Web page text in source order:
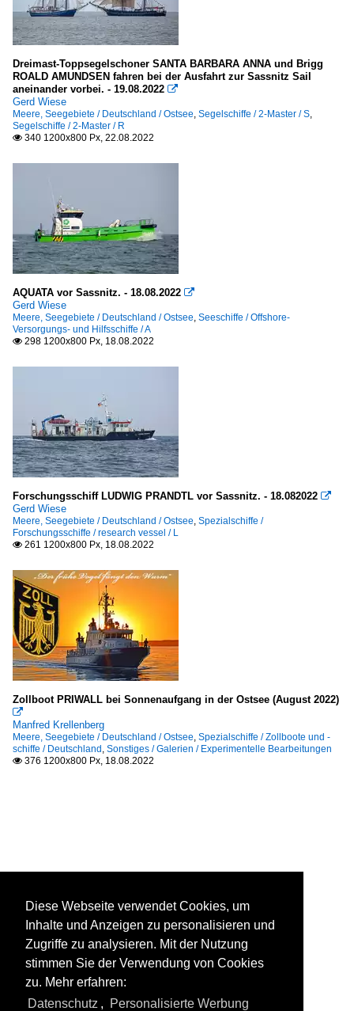
Dreimast-Toppsegelschoner SANTA BARBARA ANNA und Brigg
ROALD AMUNDSEN fahren bei der Ausfahrt zur Sassnitz Sail
aneinander vorbei. - 19.08.2022 
Gerd Wiese
Meere, Seegebiete / Deutschland / Ostsee, Segelschiffe / 2-Master / S,
Segelschiffe / 2-Master / R
 340 1200x800 Px, 22.08.2022
AQUATA vor Sassnitz. - 18.08.2022 
Gerd Wiese
Meere, Seegebiete / Deutschland / Ostsee, Seeschiffe / Offshore-
Versorgungs- und Hilfsschiffe / A
 298 1200x800 Px, 18.08.2022
Forschungsschiff LUDWIG PRANDTL vor Sassnitz. - 18.082022 
Gerd Wiese
Meere, Seegebiete / Deutschland / Ostsee, Spezialschiffe /
Forschungsschiffe / research vessel / L
 261 1200x800 Px, 18.08.2022
Zollboot PRIWALL bei Sonnenaufgang in der Ostsee (August 2022)

Manfred Krellenberg
Meere, Seegebiete / Deutschland / Ostsee, Spezialschiffe / Zollboote und -
schiffe / Deutschland, Sonstiges / Galerien / Experimentelle Bearbeitungen
 376 1200x800 Px, 18.08.2022
Diese Webseite verwendet Cookies, um
Inhalte und Anzeigen zu personalisieren und
Zugriffe zu analysieren. Mit der Nutzung
stimmen Sie der Verwendung von Cookies
zu. Mehr erfahren:
Datenschutz , Personalisierte Werbung